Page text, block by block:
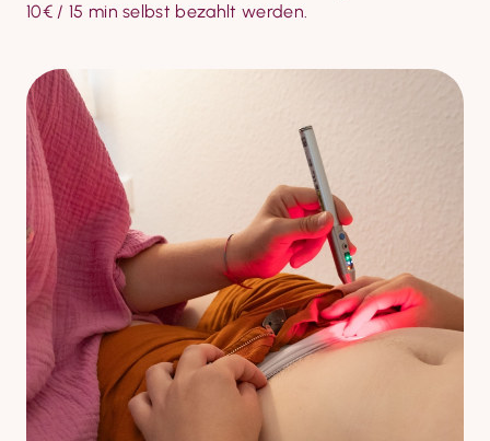
10€ / 15 min selbst bezahlt werden.